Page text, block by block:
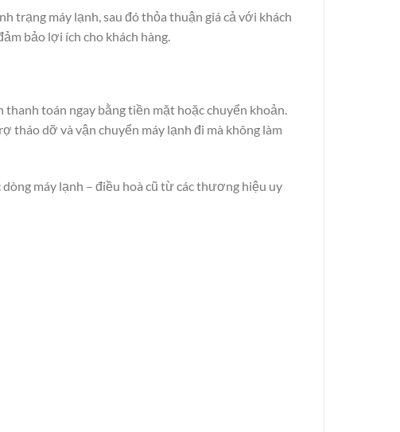
trạng máy lạnh, sau đó thỏa thuận giá cả với khách
bảo lợi ích cho khách hàng.
thanh toán ngay bằng tiền mặt hoặc chuyển khoản.
tháo dỡ và vận chuyển máy lạnh đi mà không làm
máy lạnh – điều hoà cũ từ các thương hiệu uy